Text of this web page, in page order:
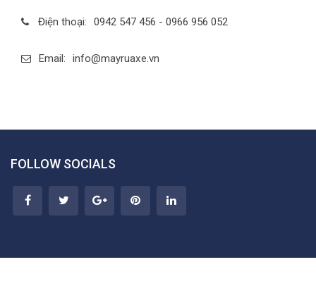
Điện thoại: 0942 547 456 - 0966 956 052
Email: info@mayruaxe.vn
FOLLOW SOCIALS